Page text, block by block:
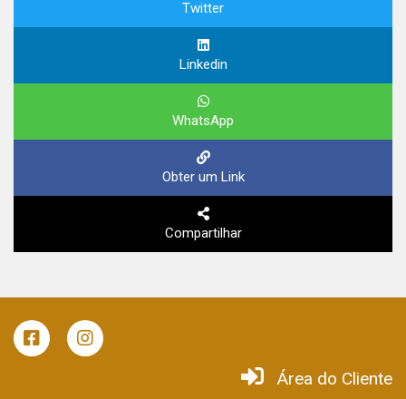
Twitter
Linkedin
WhatsApp
Obter um Link
Compartilhar
Área do Cliente